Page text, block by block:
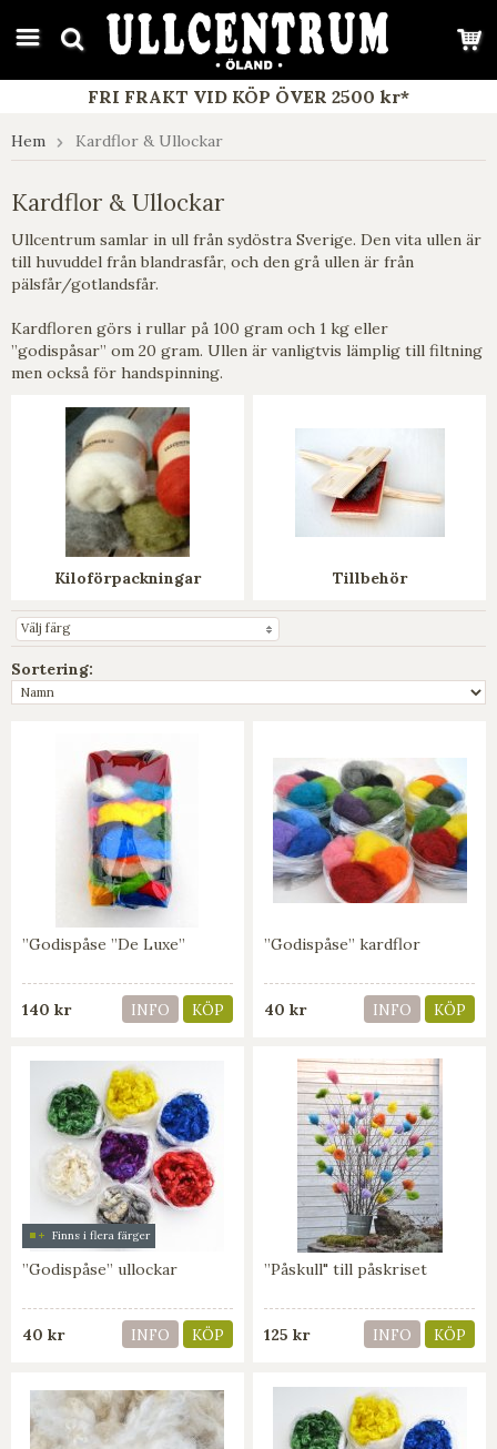
google-site-verification: google7e4b1026db5d9f32.html
FRI FRAKT VID KÖP ÖVER 2500 kr*
Hem Kardflor & Ullockar
Kardflor & Ullockar
Ullcentrum samlar in ull från sydöstra Sverige. Den vita ullen är
till huvuddel från blandrasfår, och den grå ullen är från
pälsfår/gotlandsfår.
Kardfloren görs i rullar på 100 gram och 1 kg eller
”godispåsar” om 20 gram. Ullen är vanligtvis lämplig till filtning
men också för handspinning.
Kiloförpackningar Tillbehör
Välj färg
Sortering:
”Godispåse ”De Luxe”
140 kr INFO KÖP
”Godispåse” kardflor
40 kr INFO KÖP
Finns i flera färger
”Godispåse” ullockar
40 kr INFO KÖP
”Påskull" till påskriset
125 kr INFO KÖP